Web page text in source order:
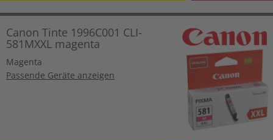
Canon Tinte 1996C001 CLI-
581MXXL magenta
Magenta
Passende Geräte anzeigen